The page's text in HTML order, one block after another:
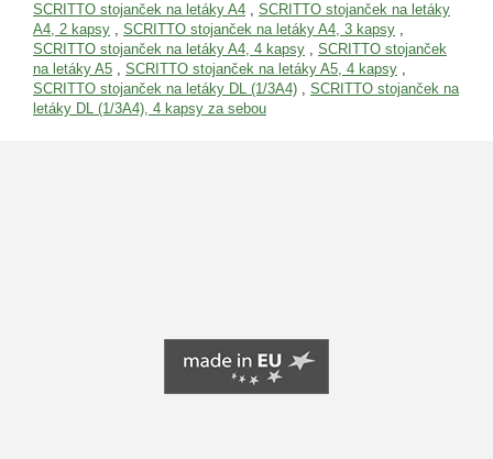
SCRITTO stojanček na letáky A4 , SCRITTO stojanček na letáky
A4, 2 kapsy , SCRITTO stojanček na letáky A4, 3 kapsy ,
SCRITTO stojanček na letáky A4, 4 kapsy , SCRITTO stojanček
na letáky A5 , SCRITTO stojanček na letáky A5, 4 kapsy ,
SCRITTO stojanček na letáky DL (1/3A4) , SCRITTO stojanček na
letáky DL (1/3A4), 4 kapsy za sebou